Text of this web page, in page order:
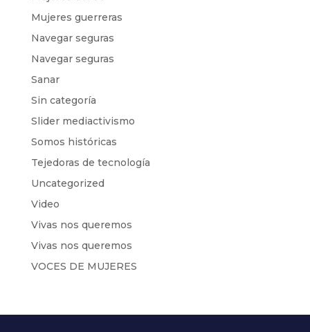
Mujeres guerreras
Navegar seguras
Navegar seguras
Sanar
Sin categoría
Slider mediactivismo
Somos históricas
Tejedoras de tecnología
Uncategorized
Video
Vivas nos queremos
Vivas nos queremos
VOCES DE MUJERES